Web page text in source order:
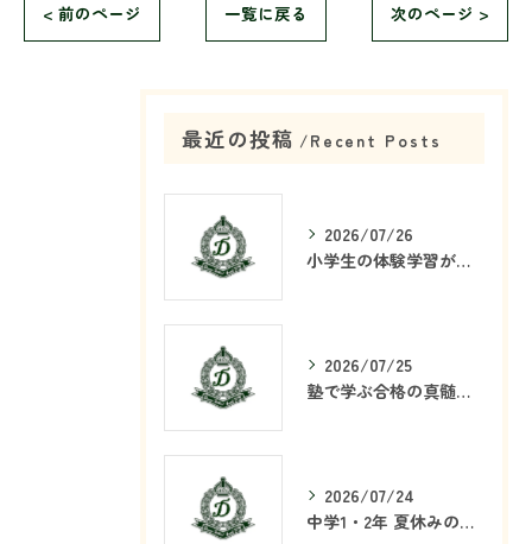
< 前のページ 一覧に戻る 次のページ >
最近の投稿 Recent Posts
2026/07/26
小学生の体験学習が塾で重要な理由
2026/07/25
塾で学ぶ合格の真髄とは何か
2026/07/24
中学1・2年 夏休みの学習戦略